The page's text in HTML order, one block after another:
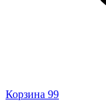
Корзина 99